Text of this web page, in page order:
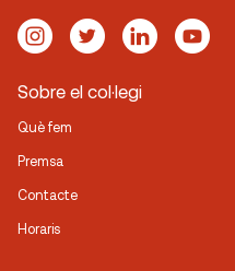
Sobre el col·legi
Què fem
Premsa
Contacte
Horaris